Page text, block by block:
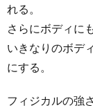
れる。
さらにボディに
いきなりのボデ
にする。
フィジカルの強